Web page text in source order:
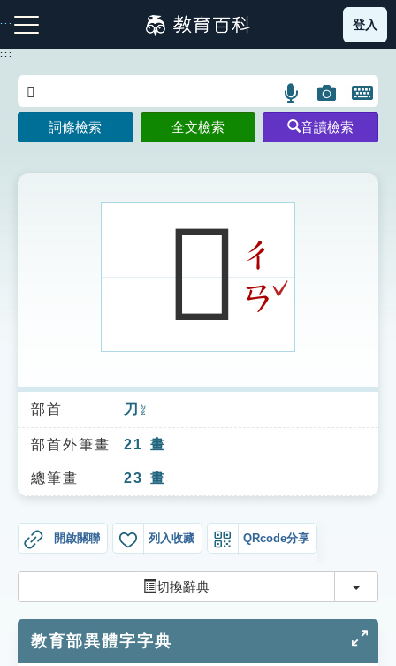
到
主
:::
注音索引圖示 筆畫索引圖示 部首索引表圖示
索引選單
知識索引
單字索引
貓頭鷹博士
登入
:::
語
言
搜
示
圖
片
搜
開
鍵
圖
詞條檢索 全文檢索 音讀檢索
𠠮ㄔ
ㄢ ˇ
部首 刀 ㄉㄠ
部首外筆畫 21 畫
總筆畫 23 畫
開啟關聯 列入收藏 QRcode分享
切換辭典 切換
教育部異體字字典